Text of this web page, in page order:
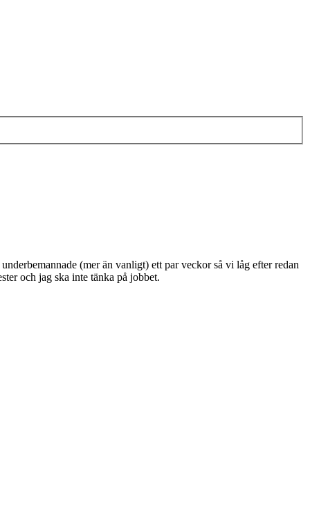
(mer än vanligt) ett par veckor så vi låg efter redan
och jag ska inte tänka på jobbet.